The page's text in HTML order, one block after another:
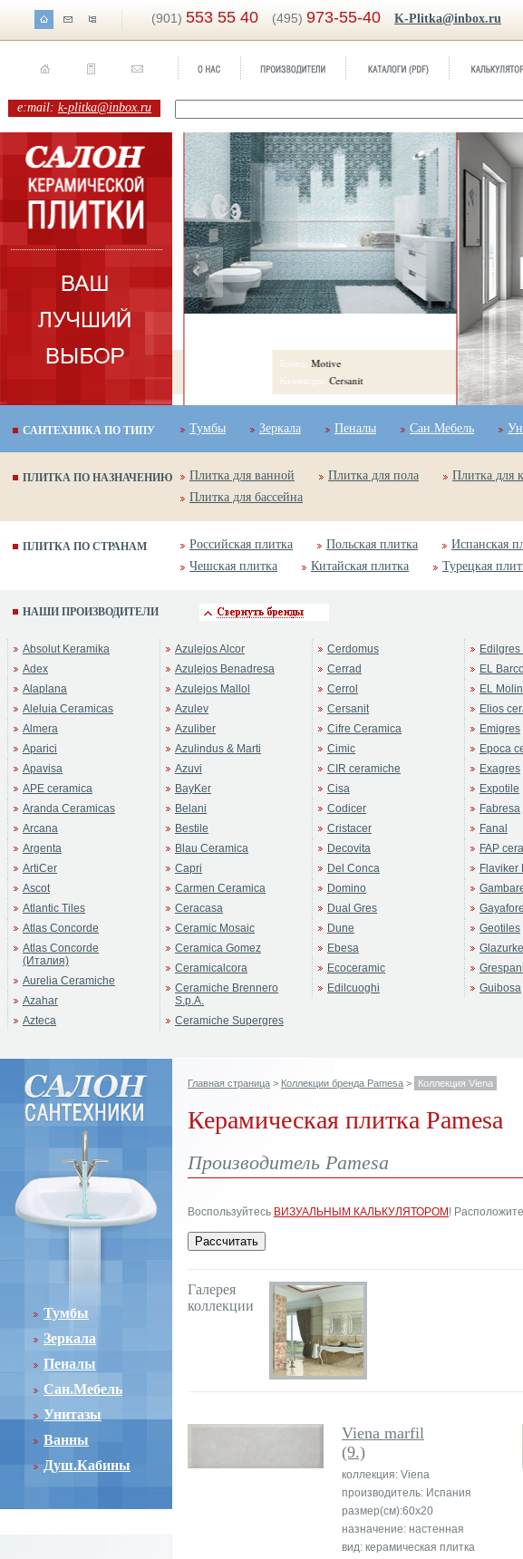
(901) 553 55 40 (495) 973-55-40 K-Plitka@inbox.ru
e:mail: k-plitka@inbox.ru
Sahara
Motive
Коллекция:
Cersanit
САНТЕХНИКА ПО ТИПУ Тумбы Зеркала Пеналы Сан.Мебель
ПЛИТКА ПО НАЗНАЧЕНИЮ Плитка для ванной Плитка для пола Плитка для
Плитка для бассейна
ПЛИТКА ПО СТРАНАМ Российская плитка Польская плитка Испанская
Чешская плитка
Китайская плитка Турецкая
НАШИ ПРОИЗВОДИТЕЛИ
Absolut Keramika
Adex
Alaplana
Aleluia Ceramicas
Almera
Aparici
Apavisa
APE ceramica
Aranda Ceramicas
Arcana
Argenta
ArtiCer
Ascot
Atlantic Tiles
Atlas Concorde
Atlas Concorde
(Италия)
Aurelia Ceramiche
Azahar
Azteca
Azulejos Alcor
Azulejos Benadresa
Azulejos Mallol
Azulev
Azuliber
Azulindus & Marti
Azuvi
BayKer
Belani
Bestile
Blau Ceramica
Capri
Carmen Ceramica
Ceracasa
Ceramic Mosaic
Ceramica Gomez
Ceramicalcora
Ceramiche Brennero
S.p.A.
Ceramiche Supergres
Cerdomus
Cerrad
Cerrol
Cersanit
Cifre Ceramica
Cimic
CIR ceramiche
Cisa
Codicer
Cristacer
Decovita
Del Conca
Domino
Dual Gres
Dune
Ebesa
Ecoceramic
Edilcuoghi
EL
EL
Elios
Emigres
Epoca
Exagres
Expotile
Fabresa
Fanal
FAP
Flaviker
Geotiles
Guibosa
Тумбы
Зеркала
Пеналы
Сан.Мебель
Унитазы
Ванны
Душ.Кабины
Главная страница > Коллекции бренда Pamesa > Коллекция Viena
Керамическая плитка Pamesa
Производитель Pamesa
Воспользуйтесь ВИЗУАЛЬНЫМ КАЛЬКУЛЯТОРОМ !
Галерея
коллекции
Viena marfil
(9.)
коллекция: Viena
производитель: Испания
размер(см):60x20
назначение: настенная
вид: керамическая плитка